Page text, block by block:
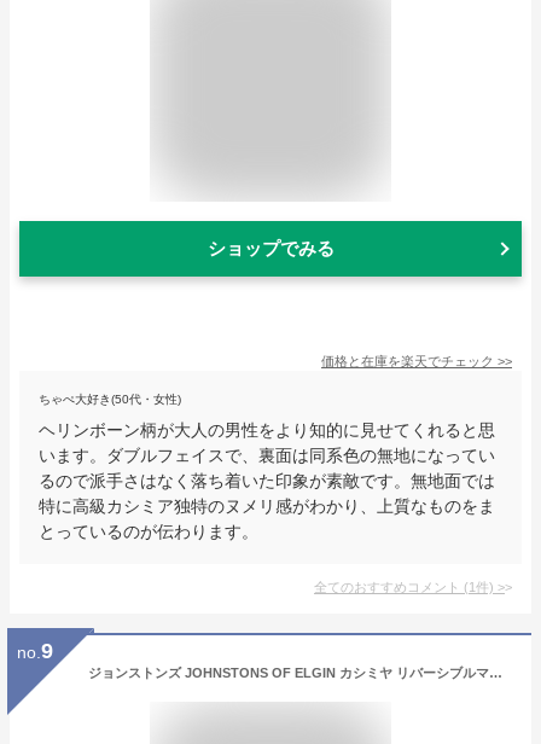
ショップでみる
価格と在庫を楽天でチェック >>
ちゃぺ大好き(50代・女性)
ヘリンボーン柄が大人の男性をより知的に見せてくれると思
います。ダブルフェイスで、裏面は同系色の無地になってい
るので派手さはなく落ち着いた印象が素敵です。無地面では
特に高級カシミア独特のヌメリ感がわかり、上質なものをま
とっているのが伝わります。
全てのおすすめコメント (1件) >
no. 9
ジョンストンズ JOHNSTONS OF ELGIN カシミヤ リバーシブルマフラー メンズ レディース ru6655【返品送料無料】【ラッピング無料】[2022AW]